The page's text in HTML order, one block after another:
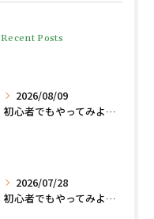
Recent Posts
2026/08/09
初心者でもやってみよう、格闘技でダイエット脂肪燃焼🔥
2026/07/28
初心者でもやってみよう、格闘技でダイエット脂肪燃焼🔥